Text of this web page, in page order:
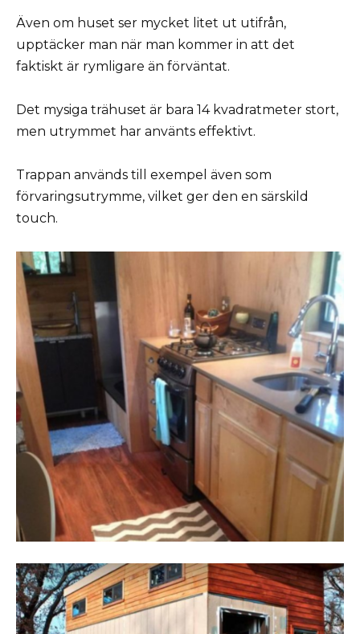
Även om huset ser mycket litet ut utifrån,
upptäcker man när man kommer in att det
faktiskt är rymligare än förväntat.
Det mysiga trähuset är bara 14 kvadratmeter stort,
men utrymmet har använts effektivt.
Trappan används till exempel även som
förvaringsutrymme, vilket ger den en särskild
touch.